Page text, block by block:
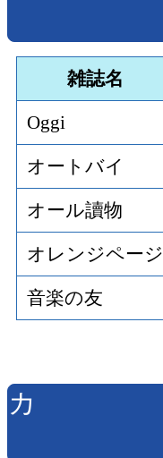
雑誌名
Oggi
オートバイ
オール讀物
オレンジページ
音楽の友
カ